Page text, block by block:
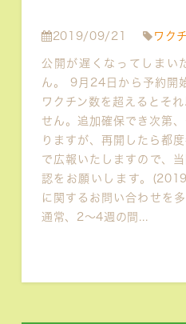
2019/09/21 ワク
公開が遅くなってしまい
ん。 9月24日から予約開
ワクチン数を超えるとそ
せん。追加確保でき次第
りますが、再開したら都
で広報いたしますので、
認をお願いします。
に関するお問い合わせを
通常、2〜4週の間...